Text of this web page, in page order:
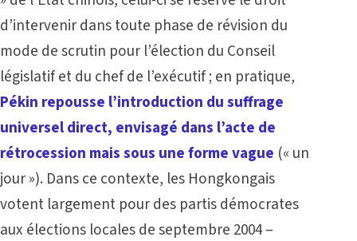
d’intervenir dans toute phase de révision du
mode de scrutin pour l’élection du Conseil
législatif et du chef de l’exécutif ; en pratique,
Pékin repousse l’introduction du suffrage
universel direct, envisagé dans l’acte de
rétrocession mais sous une forme vague (« un
jour »). Dans ce contexte, les Hongkongais
votent largement pour des partis démocrates
aux élections locales de septembre 2004 –